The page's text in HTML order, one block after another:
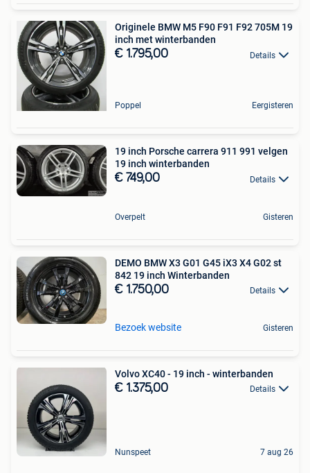
Originele BMW M5 F90 F91 F92 705M 19
inch met winterbanden
€ 1.795,00 Details
Poppel Eergisteren
19 inch Porsche carrera 911 991 velgen
19 inch winterbanden
€ 749,00 Details
Overpelt Gisteren
DEMO BMW X3 G01 G45 iX3 X4 G02 st
842 19 inch Winterbanden
€ 1.750,00 Details
Bezoek website Gisteren
Volvo XC40 - 19 inch - winterbanden
€ 1.375,00 Details
Nunspeet 7 aug 26